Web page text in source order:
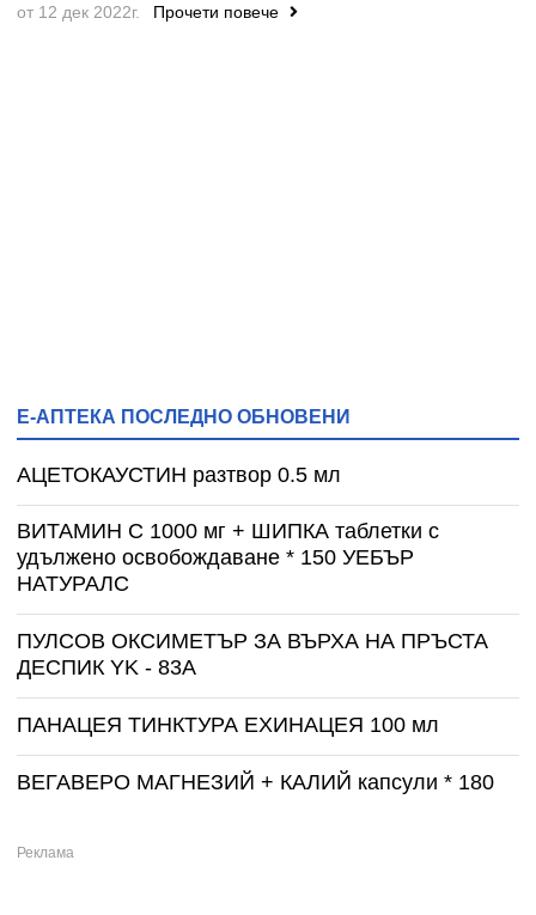
от 12 дек 2022г. Прочети повече
Е-АПТЕКА ПОСЛЕДНО ОБНОВЕНИ
АЦЕТОКАУСТИН разтвор 0.5 мл
ВИТАМИН С 1000 мг + ШИПКА таблетки с
удължено освобождаване * 150 УЕБЪР
НАТУРАЛС
ПУЛСОВ ОКСИМЕТЪР ЗА ВЪРХА НА ПРЪСТА
ДЕСПИК YK - 83A
ПАНАЦЕЯ ТИНКТУРА ЕХИНАЦЕЯ 100 мл
ВЕГАВЕРО МАГНЕЗИЙ + КАЛИЙ капсули * 180